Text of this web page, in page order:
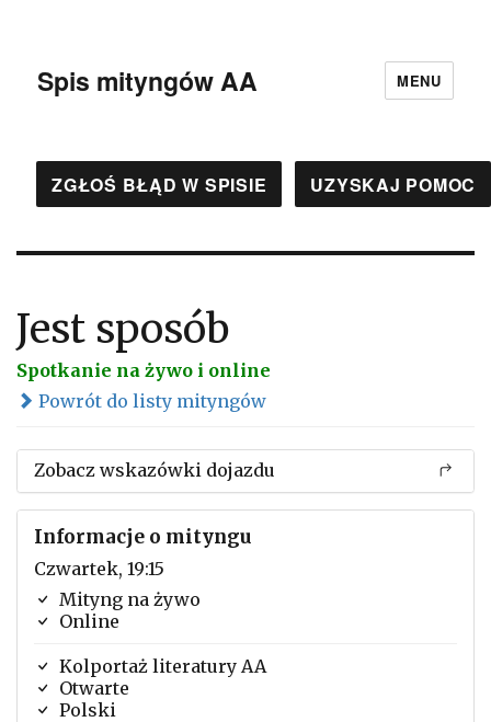
Spis mityngów AA MENU
ZGŁOŚ BŁĄD W SPISIE UZYSKAJ POMOC
Jest sposób
Spotkanie na żywo i online
Powrót do listy mityngów
Zobacz wskazówki dojazdu
Informacje o mityngu
Czwartek, 19:15
Mityng na żywo
Online
Kolportaż literatury AA
Otwarte
Polski